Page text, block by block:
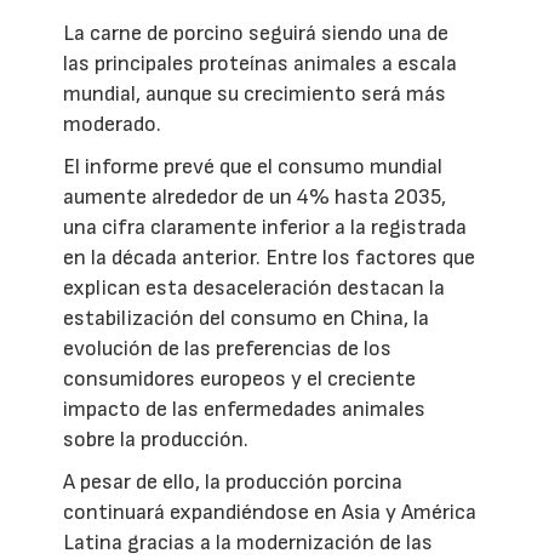
La carne de porcino seguirá siendo una de
las principales proteínas animales a escala
mundial, aunque su crecimiento será más
moderado.
El informe prevé que el consumo mundial
aumente alrededor de un 4% hasta 2035,
una cifra claramente inferior a la registrada
en la década anterior. Entre los factores que
explican esta desaceleración destacan la
estabilización del consumo en China, la
evolución de las preferencias de los
consumidores europeos y el creciente
impacto de las enfermedades animales
sobre la producción.
A pesar de ello, la producción porcina
continuará expandiéndose en Asia y América
Latina gracias a la modernización de las